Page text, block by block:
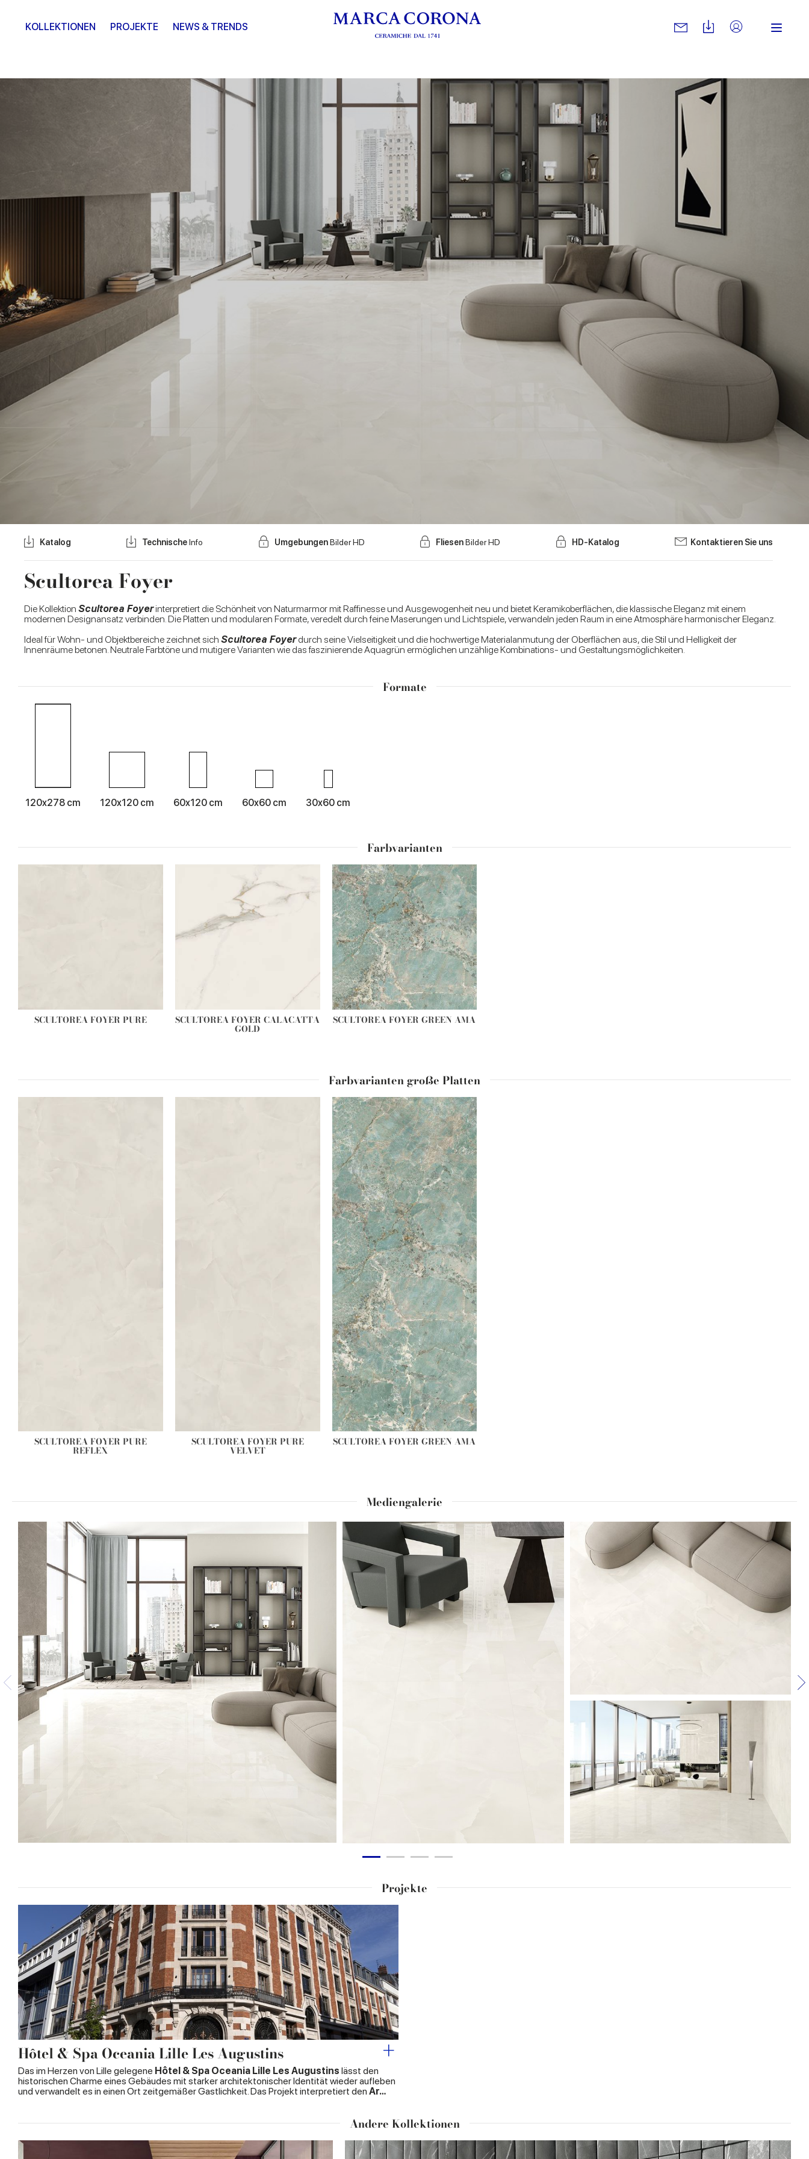
KOLLEKTIONEN PROJEKTE NEWS & TRENDS
Scultorea Foyer
Katalog TechnischeInfo UmgebungenBilder HD FliesenBilder HD HD-Katalog Kontaktieren Sie uns
Die Kollektion Scultorea Foyerinterpretiert die Schönheit von Naturmarmor mit Raffinesse und Ausgewogenheit neu und bietet Keramikoberflächen, die klassische Eleganz mit einem
modernen Designansatz verbinden. Die Platten und modularen Formate, veredelt durch feine Maserungen und Lichtspiele, verwandeln jeden Raum in eine Atmosphäre harmonischer Eleganz.
Ideal für Wohn- und Objektbereiche zeichnet sich Scultorea Foyerdurch seine Vielseitigkeit und die hochwertige Materialanmutung der Oberflächen aus, die Stil und Helligkeit der
Innenräume betonen. Neutrale Farbtöne und mutigere Varianten wie das faszinierende Aquagrün ermöglichen unzählige Kombinations- und Gestaltungsmöglichkeiten.
Mediengalerie
Formate
120x278 cm 120x120 cm 60x120 cm 60x60 cm 30x60 cm
Farbvarianten
SCULTOREA FOYER PURE SCULTOREA FOYER CALACATTA
GOLD
SCULTOREA FOYER GREEN AMA
Farbvarianten große Platten
SCULTOREA FOYER PURE
REFLEX
SCULTOREA FOYER PURE
VELVET
SCULTOREA FOYER GREEN AMA
Projekte
Hôtel & Spa Oceania Lille Les Augustins
Das im Herzen von Lille gelegene Hôtel & Spa Oceania Lille Les Augustins lässt den
historischen Charme eines Gebäudes mit starker architektonischer Identität wieder aufleben
und verwandelt es in einen Ort zeitgemäßer Gastlichkeit. Das Projekt interpretiert den Ar…
Andere Kollektionen